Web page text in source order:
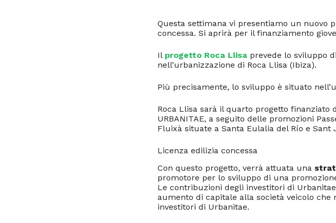
Questa settimana vi presentiamo un nuovo
concessa. Si aprirà per il finanziamento
Il progetto Roca Llisa prevede lo sviluppo
nell’urbanizzazione di Roca Llisa (Ibiza).
Più precisamente, lo sviluppo è situato
Roca Llisa sarà il quarto progetto finanziato
URBANITAE, a seguito delle promozioni
Fluixà situate a Santa Eulalia del Río e Sant
Licenza edilizia concessa
Con questo progetto, verrà attuata una
promotore per lo sviluppo di una
Le contribuzioni degli investitori di
aumento di capitale alla società veicolo
investitori di Urbanitae.